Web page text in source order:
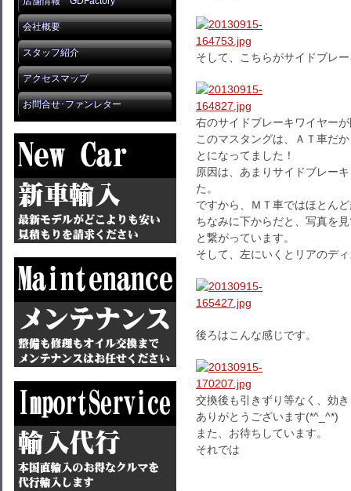
会社概要
スタッフ紹介
アクセスマップ
お問合せ･ファンレター
そして、こちらがサイドブレ
右のサイドブレーキワイヤー
このマスタングは、ＡＴ車だ
とになってました！
原因は、あまりサイドブレー
た。
ですから、ＭＴ車ではほとん
ちなみに下からだと、写真を
と繋がっています。
そして、左にいくとリアのデ
後ろはこんな感じです。
交換後も引きずり等なく、効
ありがとうございます(*^_^*)
また、お待ちしています。
それでは